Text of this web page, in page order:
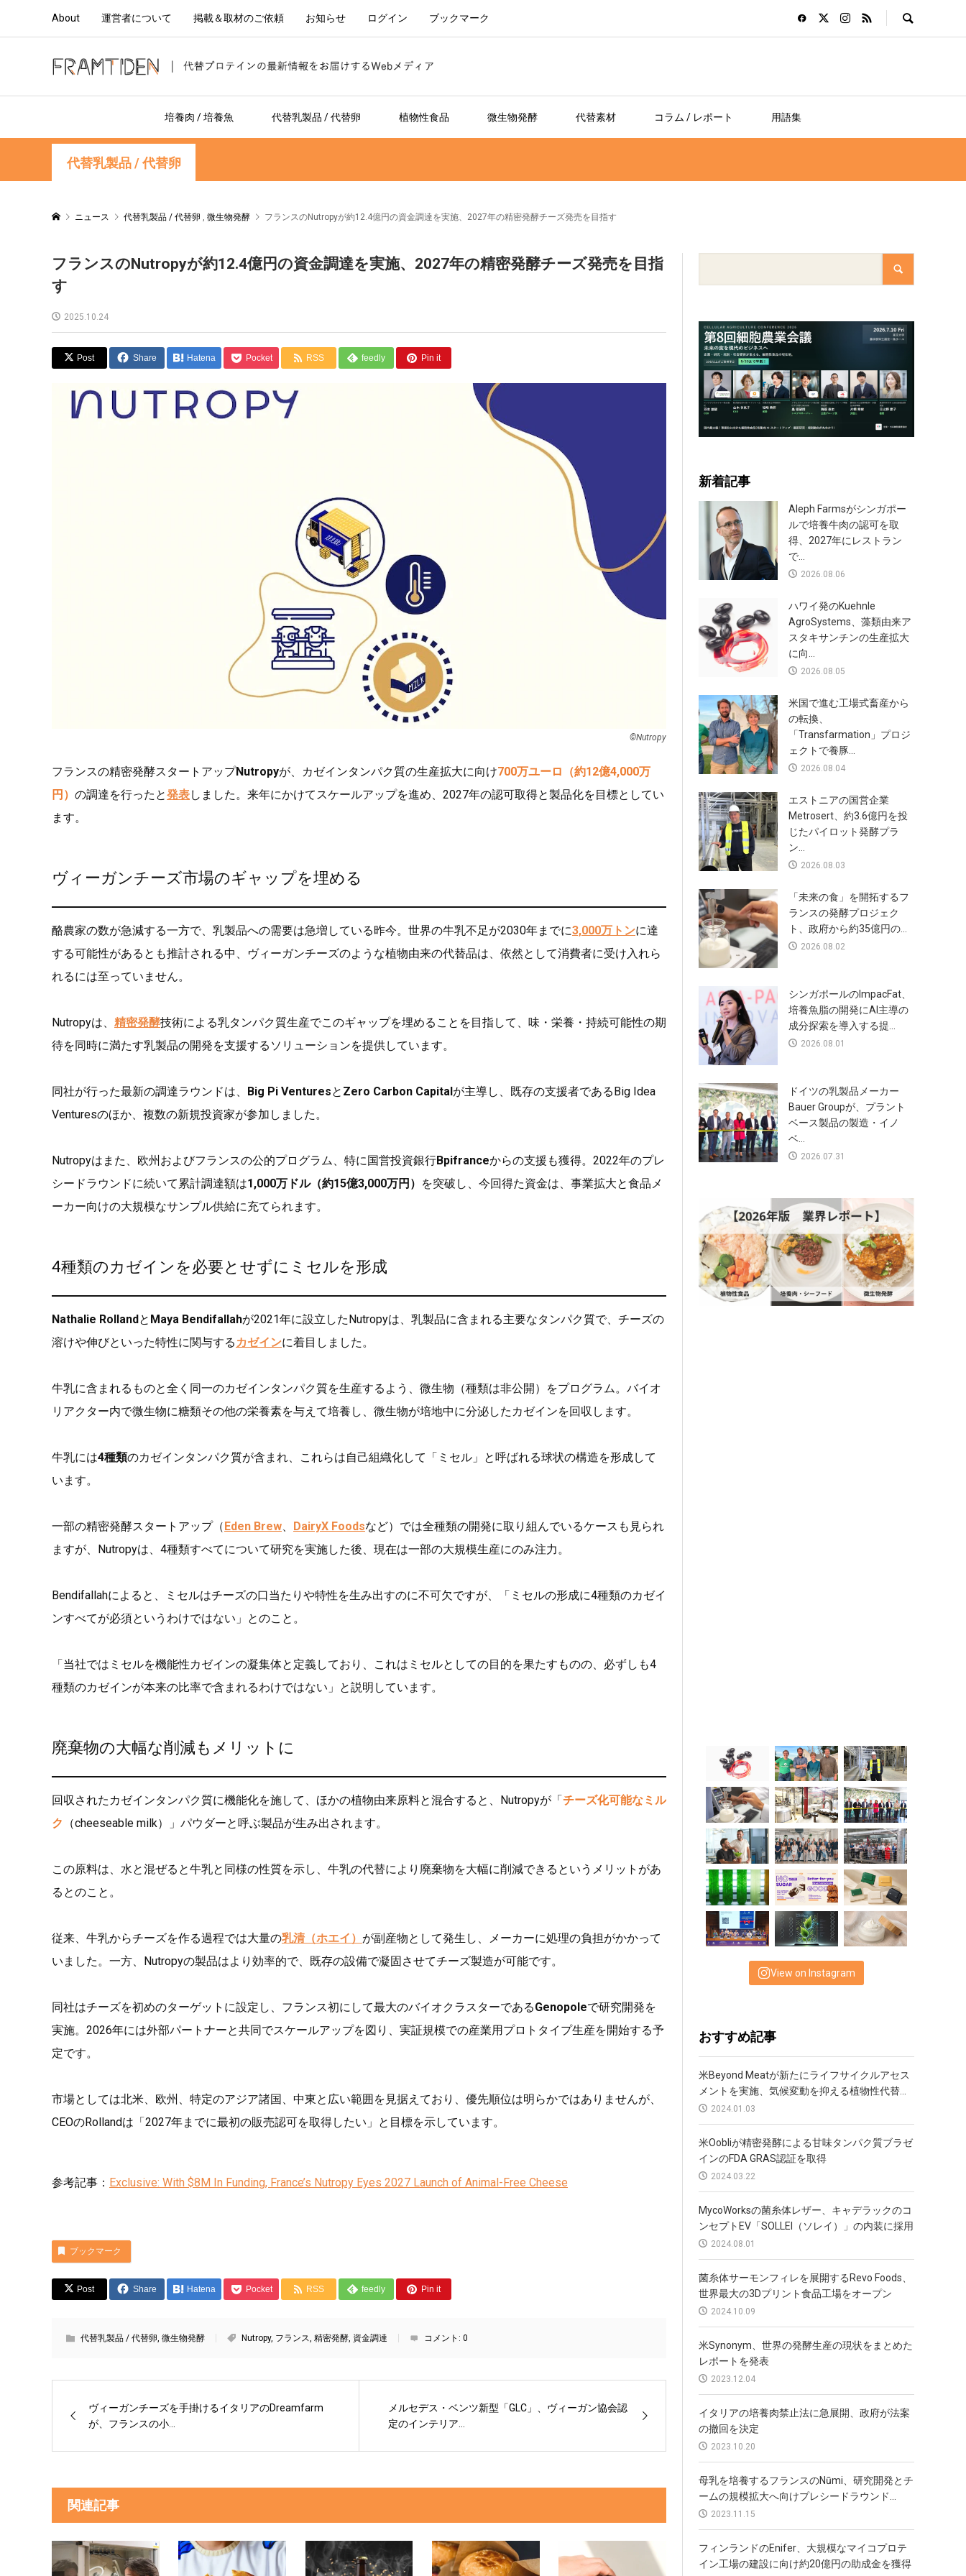
About 運営者について 掲載＆取材のご依頼 お知らせ ログイン ブックマーク
培養肉 / 培養魚 代替乳製品 / 代替卵 植物性食品 微生物発酵 代替素材 コラム / レポート 用語集
代替乳製品 / 代替卵
ニュース 代替乳製品 / 代替卵 , 微生物発酵 フランスのNutropyが約12.4億円の資金調達を実施、2027年の精密発酵チーズ発売を目指す
フランスのNutropyが約12.4億円の資金調達を実施、2027年の精密発酵チーズ発売を目指
す
2025.10.24
Post Share Hatena Pocket RSS feedly Pin it
©Nutropy
フランスの精密発酵スタートアップNutropyが、カゼインタンパク質の生産拡大に向け700万ユーロ（約12億4,000万
円） の調達を行ったと発表しました。来年にかけてスケールアップを進め、2027年の認可取得と製品化を目標としてい
ます。
ヴィーガンチーズ市場のギャップを埋める
酪農家の数が急減する一方で、乳製品への需要は急増している昨今。世界の牛乳不足が2030年までに3,000万トンに達
する可能性があるとも推計される中、ヴィーガンチーズのような植物由来の代替品は、依然として消費者に受け入れら
れるには至っていません。
Nutropyは、 精密発酵技術による乳タンパク質生産でこのギャップを埋めることを目指して、味・栄養・持続可能性の期
待を同時に満たす乳製品の開発を支援するソリューションを提供しています。
同社が行った最新の調達ラウンドは、 Big Pi Venturesと Zero Carbon Capitalが主導し、既存の支援者であるBig Idea
Venturesのほか、複数の新規投資家が参加しました。
Nutropyはまた、欧州およびフランスの公的プログラム、特に国営投資銀行Bpifranceからの支援も獲得。2022年のプレ
シードラウンドに続いて累計調達額は1,000万ドル（約15億3,000万円） を突破し、今回得た資金は、事業拡大と食品メ
ーカー向けの大規模なサンプル供給に充てられます。
4種類のカゼインを必要とせずにミセルを形成
Nathalie Rolland と Maya Bendifallahが2021年に設立したNutropyは、乳製品に含まれる主要なタンパク質で、チーズの
溶けや伸びといった特性に関与するカゼインに着目しました。
牛乳に含まれるものと全く同一のカゼインタンパク質を生産するよう、微生物（種類は非公開）をプログラム。バイオ
リアクター内で微生物に糖類その他の栄養素を与えて培養し、微生物が培地中に分泌したカゼインを回収します。
牛乳には4種類のカゼインタンパク質が含まれ、これらは自己組織化して「ミセル」と呼ばれる球状の構造を形成して
います。
一部の精密発酵スタートアップ（ Eden Brew、 DairyX Foodsなど）では全種類の開発に取り組んでいるケースも見られ
ますが、Nutropyは、4種類すべてについて研究を実施した後、現在は一部の大規模生産にのみ注力。
Bendifallahによると、ミセルはチーズの口当たりや特性を生み出すのに不可欠ですが、「ミセルの形成に4種類のカゼイ
ンすべてが必須というわけではない」とのこと。
「当社ではミセルを機能性カゼインの凝集体と定義しており、これはミセルとしての目的を果たすものの、必ずしも4
種類のカゼインが本来の比率で含まれるわけではない」と説明しています。
廃棄物の大幅な削減もメリットに
回収されたカゼインタンパク質に機能化を施して、ほかの植物由来原料と混合すると、Nutropyが「 チーズ化可能なミル
ク
（cheeseable milk）」パウダーと呼ぶ製品が生み出されます。
この原料は、水と混ぜると牛乳と同様の性質を示し、牛乳の代替により廃棄物を大幅に削減できるというメリットがあ
るとのこと。
従来、牛乳からチーズを作る過程では大量の乳清（ホエイ） が副産物として発生し、メーカーに処理の負担がかかって
いました。一方、Nutropyの製品はより効率的で、既存の設備で凝固させてチーズ製造が可能です。
同社はチーズを初めのターゲットに設定し、フランス初にして最大のバイオクラスターであるGenopoleで研究開発を
実施。2026年には外部パートナーと共同でスケールアップを図り、実証規模での産業用プロトタイプ生産を開始する予
定です。
市場としては北米、欧州、特定のアジア諸国、中東と広い範囲を見据えており、優先順位は明らかではありませんが、
CEOのRollandは「2027年までに最初の販売認可を取得したい」と目標を示しています。
参考記事： Exclusive: With $8M In Funding, France’s Nutropy Eyes 2027 Launch of Animal-Free Cheese
ブックマーク
Post Share Hatena Pocket RSS feedly Pin it
代替乳製品 / 代替卵, 微生物発酵 Nutropy, フランス, 精密発酵, 資金調達 コメント: 0
ヴィーガンチーズを手掛けるイタリアのDreamfarm
が、フランスの小...
メルセデス・ベンツ新型「GLC」、ヴィーガン協会認
定のインテリア...
関連記事
新着記事
Aleph Farmsがシンガポー
ルで培養牛肉の認可を取
得、2027年にレストラン
で...
2026.08.06
ハワイ発のKuehnle
AgroSystems、藻類由来ア
スタキサンチンの生産拡大
に向...
2026.08.05
米国で進む工場式畜産から
の転換、
「Transfarmation」プロジ
ェクトで養豚...
2026.08.04
エストニアの国営企業
Metrosert、約3.6億円を投
じたパイロット発酵プラ
ン...
2026.08.03
「未来の食」を開拓するフ
ランスの発酵プロジェク
ト、政府から約35億円の...
2026.08.02
シンガポールのImpacFat、
培養魚脂の開発にAI主導の
成分探索を導入する提...
2026.08.01
ドイツの乳製品メーカー
Bauer Groupが、プラント
ベース製品の製造・イノ
ベ...
2026.07.31
View on Instagram
おすすめ記事
米Beyond Meatが新たにライフサイクルアセス
メントを実施、気候変動を抑える植物性代替...
2024.01.03
米Oobliが精密発酵による甘味タンパク質ブラゼ
インのFDA GRAS認証を取得
2024.03.22
MycoWorksの菌糸体レザー、キャデラックのコ
ンセプトEV「SOLLEI（ソレイ）」の内装に採用
2024.08.01
菌糸体サーモンフィレを展開するRevo Foods、
世界最大の3Dプリント食品工場をオープン
2024.10.09
米Synonym、世界の発酵生産の現状をまとめた
レポートを発表
2023.12.04
イタリアの培養肉禁止法に急展開、政府が法案
の撤回を決定
2023.10.20
母乳を培養するフランスのNūmi、研究開発とチ
ームの規模拡大へ向けプレシードラウンド...
2023.11.15
フィンランドのEnifer、大規模なマイコプロテ
イン工場の建設に向け約20億円の助成金を獲得